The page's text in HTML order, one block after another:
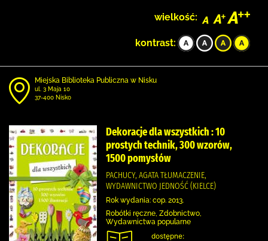
wielkość:
kontrast:
Miejska Biblioteka Publiczna w Nisku
ul. 3 Maja 10
37-400 Nisko
Dekoracje dla wszystkich : 10
prostych technik, 300 wzorów,
1500 pomysłów
PACHUCY, AGATA TŁUMACZENIE,
WYDAWNICTWO JEDNOŚĆ (KIELCE)
Rok wydania: cop. 2013.
Robótki ręczne, Zdobnictwo,
Wydawnictwa popularne
dostępne: